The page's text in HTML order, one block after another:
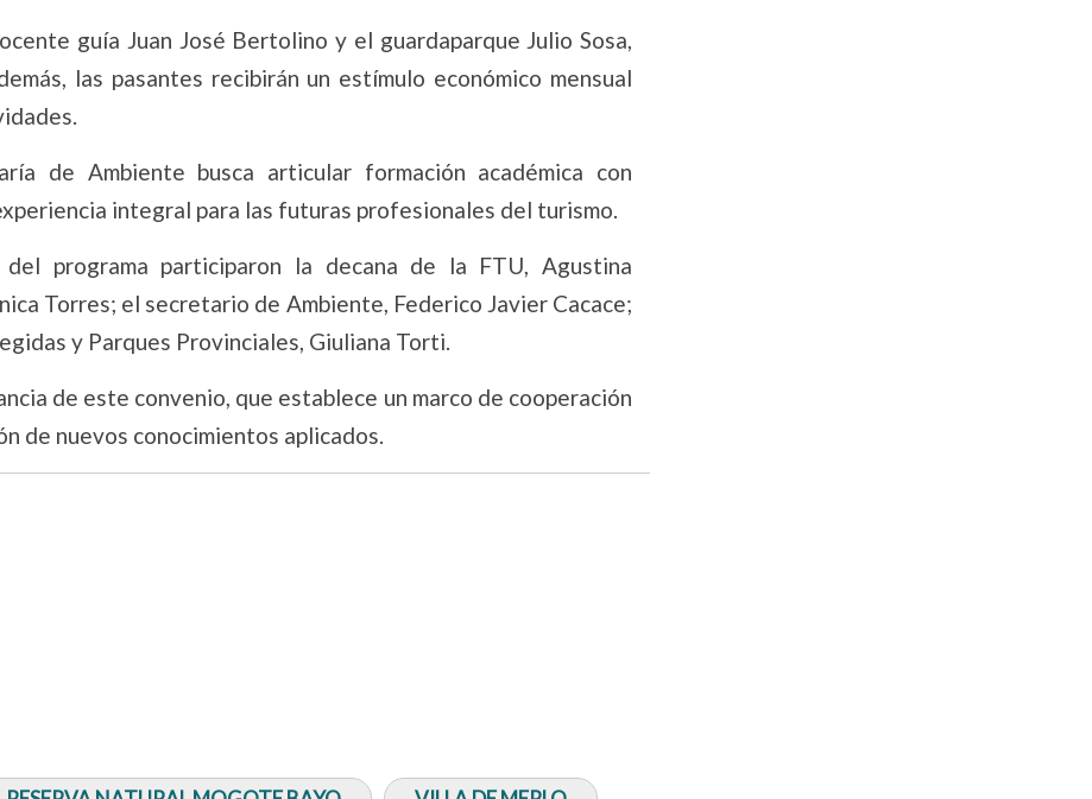
guía Juan José Bertolino y el guardaparque Julio Sosa,
las pasantes recibirán un estímulo económico mensual
de Ambiente busca articular formación académica con
integral para las futuras profesionales del turismo.
programa participaron la decana de la FTU, Agustina
Torres; el secretario de Ambiente, Federico Javier Cacace;
y Parques Provinciales, Giuliana Torti.
de este convenio, que establece un marco de cooperación
de nuevos conocimientos aplicados.